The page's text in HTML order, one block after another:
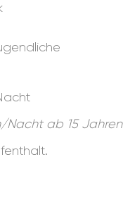
Nacht ab 15 Jahren